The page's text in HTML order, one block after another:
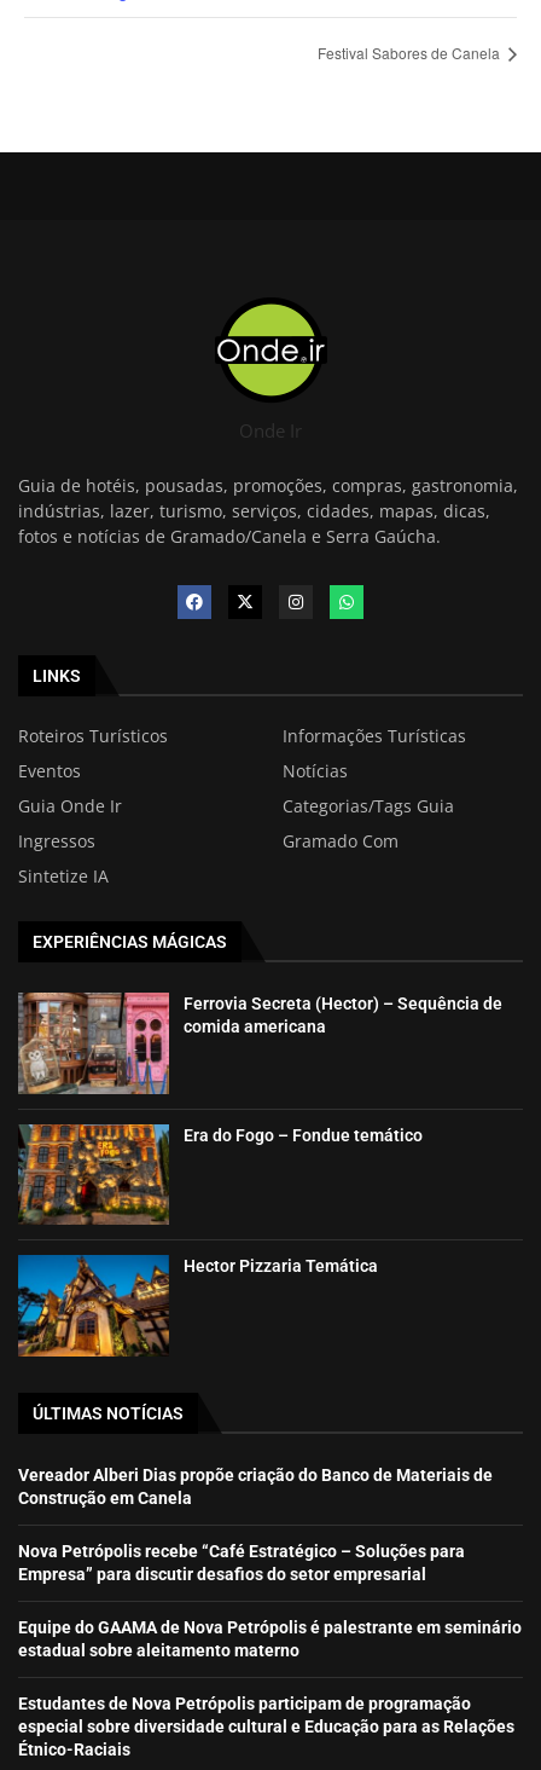
Festival Sabores de Canela
Onde Ir
Guia de hotéis, pousadas, promoções, compras, gastronomia,
indústrias, lazer, turismo, serviços, cidades, mapas, dicas,
fotos e notícias de Gramado/Canela e Serra Gaúcha.
LINKS
Roteiros Turísticos
Informações Turísticas
Eventos
Notícias
Guia Onde Ir
Categorias/Tags Guia
Ingressos
Gramado Com
Sintetize IA
EXPERIÊNCIAS MÁGICAS
Ferrovia Secreta (Hector) – Sequência de
comida americana
Era do Fogo – Fondue temático
Hector Pizzaria Temática
ÚLTIMAS NOTÍCIAS
Vereador Alberi Dias propõe criação do Banco de Materiais de
Construção em Canela
Nova Petrópolis recebe “Café Estratégico – Soluções para
Empresa” para discutir desafios do setor empresarial
Equipe do GAAMA de Nova Petrópolis é palestrante em seminário
estadual sobre aleitamento materno
Estudantes de Nova Petrópolis participam de programação
especial sobre diversidade cultural e Educação para as Relações
Étnico-Raciais